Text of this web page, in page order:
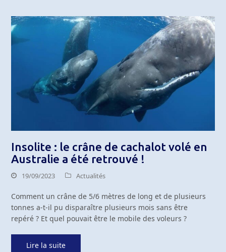
Insolite : le crâne de cachalot volé en
Australie a été retrouvé !
19/09/2023 Actualités
Comment un crâne de 5/6 mètres de long et de plusieurs
tonnes a-t-il pu disparaître plusieurs mois sans être
repéré ? Et quel pouvait être le mobile des voleurs ?
Lire la suite